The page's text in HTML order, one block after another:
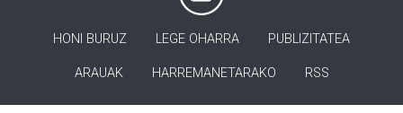
HONI BURUZ LEGE OHARRA PUBLIZITATEA
ARAUAK HARREMANETARAKO RSS